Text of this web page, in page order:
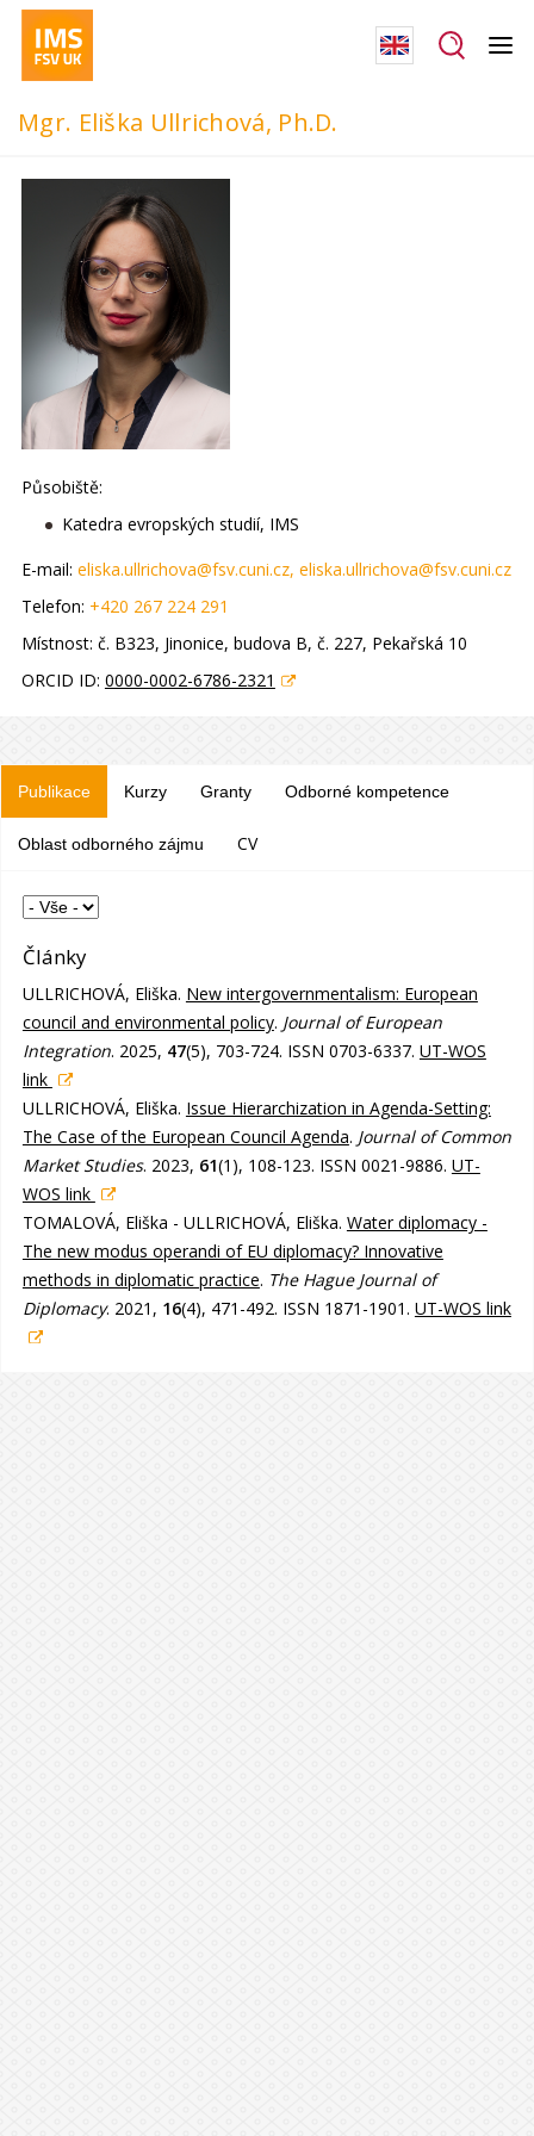
Mgr. Eliška Ullrichová, Ph.D.
Působiště:
Katedra evropských studií, IMS
E-mail: eliska.ullrichova@fsv.cuni.cz, eliska.ullrichova@fsv.cuni.cz
Telefon: +420 267 224 291
Místnost: č. B323, Jinonice, budova B, č. 227, Pekařská 10
ORCID ID: 0000-0002-6786-2321
Publikace Kurzy Granty Odborné kompetence
Oblast odborného zájmu CV
Články
ULLRICHOVÁ, Eliška. New intergovernmentalism: European
council and environmental policy. Journal of European
Integration. 2025, 47(5), 703-724. ISSN 0703-6337. UT-WOS
link
ULLRICHOVÁ, Eliška. Issue Hierarchization in Agenda-Setting:
The Case of the European Council Agenda. Journal of Common
Market Studies. 2023, 61(1), 108-123. ISSN 0021-9886. UT-
WOS link
TOMALOVÁ, Eliška - ULLRICHOVÁ, Eliška. Water diplomacy -
The new modus operandi of EU diplomacy? Innovative
methods in diplomatic practice. The Hague Journal of
Diplomacy. 2021, 16(4), 471-492. ISSN 1871-1901. UT-WOS link